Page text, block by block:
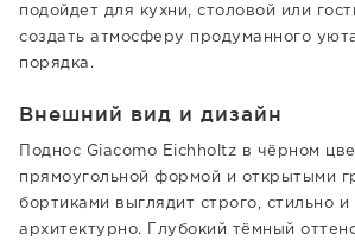
подойдет для кухни, столовой или
создать атмосферу продуманного
порядка.
Внешний вид и дизайн
Поднос Giacomo Eichholtz в чёрном
прямоугольной формой и открытыми
бортиками выглядит строго, стильно и
архитектурно. Глубокий тёмный